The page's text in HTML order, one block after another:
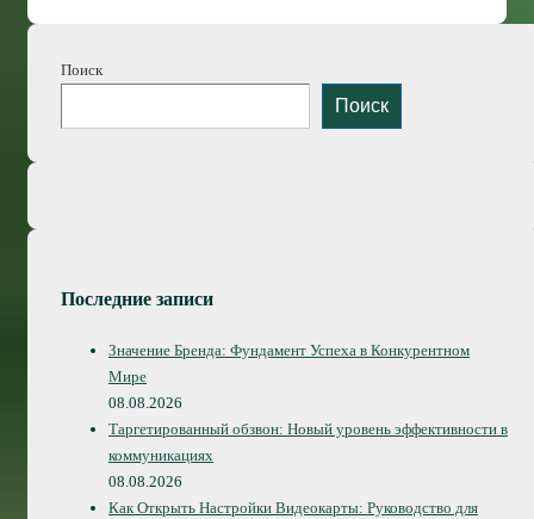
Поиск
Поиск
Последние записи
Значение Бренда: Фундамент Успеха в Конкурентном
Мире
08.08.2026
Таргетированный обзвон: Новый уровень эффективности в
коммуникациях
08.08.2026
Как Открыть Настройки Видеокарты: Руководство для